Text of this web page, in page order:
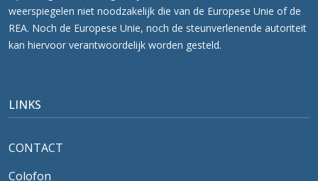
weerspiegelen niet noodzakelijk die van de Europese Unie of de
REA. Noch de Europese Unie, noch de steunverlenende autoriteit
kan hiervoor verantwoordelijk worden gesteld.
LINKS
CONTACT
Colofon